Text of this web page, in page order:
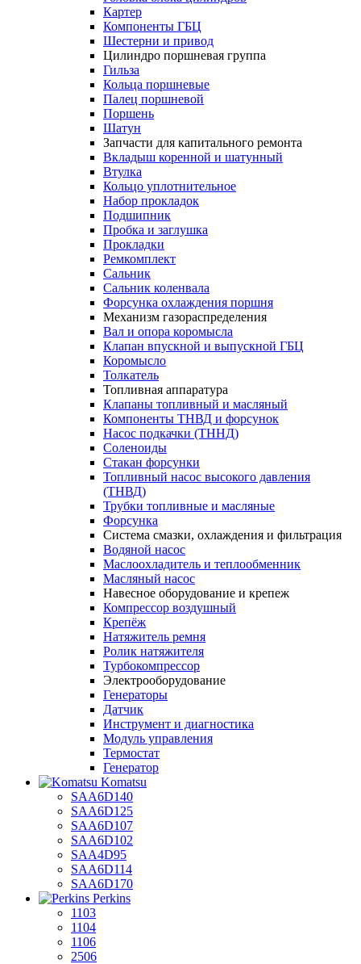
Картер
Компоненты ГБЦ
Шестерни и привод
Цилиндро поршневая группа
Гильза
Кольца поршневые
Палец поршневой
Поршень
Шатун
Запчасти для капитального ремонта
Вкладыш коренной и шатунный
Втулка
Кольцо уплотнительное
Набор прокладок
Подшипник
Пробка и заглушка
Прокладки
Ремкомплект
Сальник
Сальник коленвала
Форсунка охлаждения поршня
Механизм газораспределения
Вал и опора коромысла
Клапан впускной и выпускной ГБЦ
Коромысло
Толкатель
Топливная аппаратура
Клапаны топливный и масляный
Компоненты ТНВД и форсунок
Насос подкачки (ТННД)
Соленоиды
Стакан форсунки
Топливный насос высокого давления
(ТНВД)
Трубки топливные и масляные
Форсунка
Система смазки, охлаждения и фильтрация
Водяной насос
Маслоохладитель и теплообменник
Масляный насос
Навесное оборудование и крепеж
Компрессор воздушный
Крепёж
Натяжитель ремня
Ролик натяжителя
Турбокомпрессор
Электрооборудование
Генераторы
Датчик
Инструмент и диагностика
Модуль управления
Термостат
Генератор
Komatsu
SAA6D140
SAA6D125
SAA6D107
SAA6D102
SAA4D95
SAA6D114
SAA6D170
Perkins
1103
1104
1106
2506